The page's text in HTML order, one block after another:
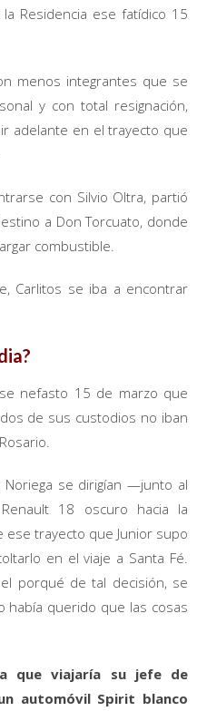
Residencia ese fatídico 15
menos integrantes que se
y con total resignación,
adelante en el trayecto que
con Silvio Oltra, partió
a Don Torcuato, donde
combustible.
Carlitos se iba a encontrar
nefasto 15 de marzo que
de sus custodios no iban
Noriega se dirigían —junto al
18 oscuro hacia la
ese trayecto que Junior supo
en el viaje a Santa Fé.
porqué de tal decisión, se
había querido que las cosas
que viajaría su jefe de
automóvil Spirit blanco